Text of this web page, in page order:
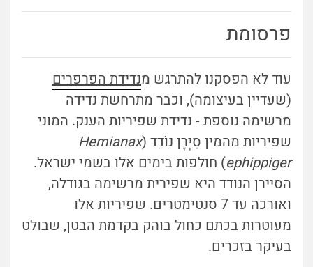
פרסומת
עוד לא הפסקנו להתרגש מנדידת הפרפרים
(שעדיין בעיצומה), וכבר מתרחשת נדידה
מרשימה נוספת - נדידת שפיריות הענק. המוני
שפיריות מהמין סַיָּרָן נוֹדֵד (Hemianax
ephippiger) חולפות בימים אלו בשמי ישראל.
הסיירן הנודד היא שפירית מרשימה בגודלה,
ואורכה עד 7 סנטימטרים. שפיריות אלו
מעוטרות בכתם כחול בוהק בקדמת הבטן, שבולט
בעיקר בזכרים.